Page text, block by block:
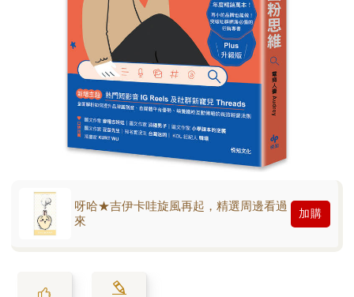
呀哈★吉伊卡哇旋風再起，精選周邊看過
來
加購